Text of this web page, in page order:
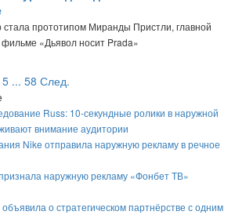
прототипом Миранды Пристли, главной
фильме «Дьявол носит Prada»
5 ... 58 След.
Russ: 10-секундные ролики в наружной
внимание аудитории
Nike отправила наружную рекламу в речное
наружную рекламу «Фонбет ТВ»
объявила о стратегическом партнёрстве с одним